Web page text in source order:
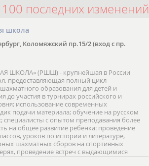
100 последних изменений
школа
Коломяжский пр.15/2 (вход с пр.
ШКОЛА» (РШШ) - крупнейшая в России
предоставляющая полный цикл
образования для детей и
до участия в турнирах российского и
использование современных
подачи материала; обучение на русском
специалисты с опытом преподавания более
на общее развитие ребенка: проведение
уроков по истории и литературе,
шахматных сборов на спортивных
проведение встреч с выдающимися
обучение; онлайн обучение в